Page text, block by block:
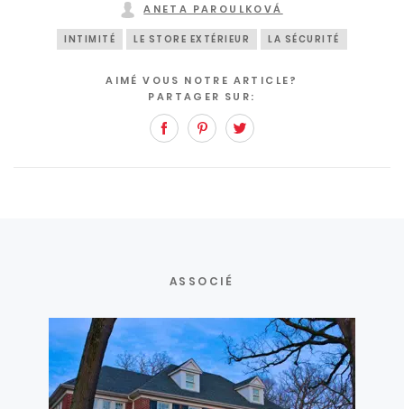
ANETA PAROULKOVÁ
INTIMITÉ LE STORE EXTÉRIEUR LA SÉCURITÉ
AIMÉ VOUS NOTRE ARTICLE?
PARTAGER SUR:
FacebookPinterest
ASSOCIÉ